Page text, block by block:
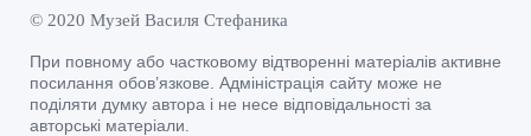
© 2020 Музей Василя Стефаника
При повному або частковому відтворенні матеріалів активне
посилання обов’язкове. Адміністрація сайту може не
поділяти думку автора і не несе відповідальності за
авторські матеріали.